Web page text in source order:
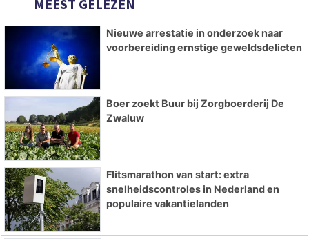
MEEST GELEZEN
Nieuwe arrestatie in onderzoek naar
voorbereiding ernstige geweldsdelicten
Boer zoekt Buur bij Zorgboerderij De
Zwaluw
Flitsmarathon van start: extra
snelheidscontroles in Nederland en
populaire vakantielanden